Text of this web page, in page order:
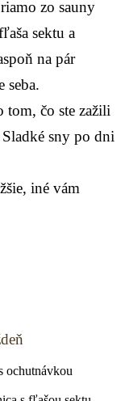
zo sauny
sektu a
na pár
seba.
tom, čo ste zažili
sny po dni
iné vám
ochutnávkou